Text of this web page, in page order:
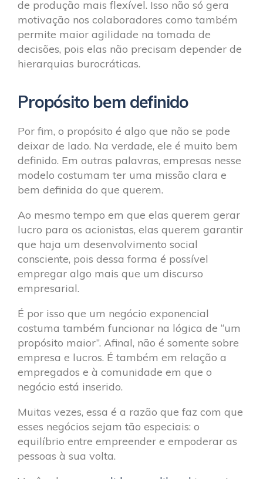
de produção mais flexível. Isso não só gera
motivação nos colaboradores como também
permite maior agilidade na tomada de
decisões, pois elas não precisam depender de
hierarquias burocráticas.
Propósito bem definido
Por fim, o propósito é algo que não se pode
deixar de lado. Na verdade, ele é muito bem
definido. Em outras palavras, empresas nesse
modelo costumam ter uma missão clara e
bem definida do que querem.
Ao mesmo tempo em que elas querem gerar
lucro para os acionistas, elas querem garantir
que haja um desenvolvimento social
consciente, pois dessa forma é possível
empregar algo mais que um discurso
empresarial.
É por isso que um negócio exponencial
costuma também funcionar na lógica de “um
propósito maior”. Afinal, não é somente sobre
empresa e lucros. É também em relação a
empregados e à comunidade em que o
negócio está inserido.
Muitas vezes, essa é a razão que faz com que
esses negócios sejam tão especiais: o
equilíbrio entre empreender e empoderar as
pessoas à sua volta.